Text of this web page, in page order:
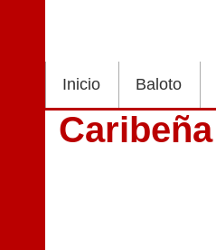
Inicio Baloto